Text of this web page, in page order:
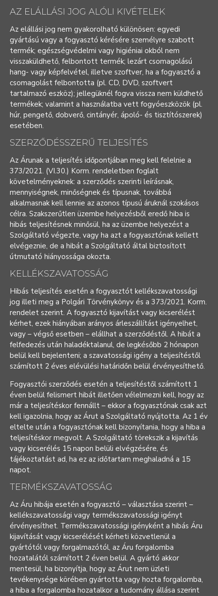
AZ ELÁLLÁSI JOG ALÓLI KIVÉTELEK
Az elállási jog nem gyakorolható különösen: egyedi
gyártású vagy a fogyasztó kérésére személyre szabott
termék; egészségvédelmi vagy higiéniai okból nem
visszaküldhető, felbontott termék; lezárt csomagolású
hang- vagy képfelvétel, illetve szoftver, ha a fogyasztó a
csomagolást felbontotta (pl. CD, DVD, szoftvert
tartalmazó eszköz); jellegüknél fogva vissza nem küldhető
termékek; valamint a használatba vett fogyóeszközök (pl.
húr, pengető, dobverő, cintányér, ápoló- és tisztítószerek)
esetében.
SZERZŐDÉSSZERŰ TELJESÍTÉS
Az Árunak a teljesítés időpontjában meg kell felelnie a
373/2021. (VI.30.) Korm. rendeletben foglalt
követelményeknek: a szerződés szerinti leírásnak,
mennyiségnek, minőségnek és típusnak, továbbá
alkalmasnak kell lennie az azonos típusú áruknál szokásos
célra. Szakszerűtlen üzembe helyezésből eredő hiba is
hibás teljesítésnek minősül, ha az üzembe helyezést a
Szolgáltató végezte, vagy ha azt a fogyasztónak kellett
elvégeznie, de a hibát a Szolgáltató által biztosított
útmutató hiányossága okozta.
KELLÉKSZAVATOSSÁG
Hibás teljesítés esetén a fogyasztót kellékszavatossági
jog illeti meg a Polgári Törvénykönyv és a 373/2021. Korm.
rendelet szerint. A fogyasztó kijavítást vagy kicserélést
kérhet, ezek hiányában arányos árleszállítást igényelhet,
vagy – végső esetben – elállhat a szerződéstől. A hibát a
felfedezés után haladéktalanul, de legkésőbb 2 hónapon
belül kell bejelenteni; a szavatossági igény a teljesítéstől
számított 2 éves elévülési határidőn belül érvényesíthető.
Fogyasztói szerződés esetén a teljesítéstől számított 1
éven belül felismert hibát illetően vélelmezni kell, hogy az
már a teljesítéskor fennállt – ekkor a fogyasztónak csak azt
kell igazolnia, hogy az Árut a Szolgáltató nyújtotta. Az 1 év
eltelte után a fogyasztónak kell bizonyítania, hogy a hiba a
teljesítéskor megvolt. A Szolgáltató törekszik a kijavítás
vagy kicserélés 15 napon belüli elvégzésére, és
tájékoztatást ad, ha ez az időtartam meghaladná a 15
napot.
TERMÉKSZAVATOSSÁG
Az Áru hibája esetén a fogyasztó – választása szerint –
kellékszavatossági vagy termékszavatossági igényt
érvényesíthet. Termékszavatossági igényként a hibás Áru
kijavítását vagy kicserélését kérheti közvetlenül a
gyártótól vagy forgalmazótól, az Áru forgalomba
hozatalától számított 2 éven belül. A gyártó akkor
mentesül, ha bizonyítja, hogy az Árut nem üzleti
tevékenysége körében gyártotta vagy hozta forgalomba,
a hiba a forgalomba hozatalkor a tudomány állása szerint